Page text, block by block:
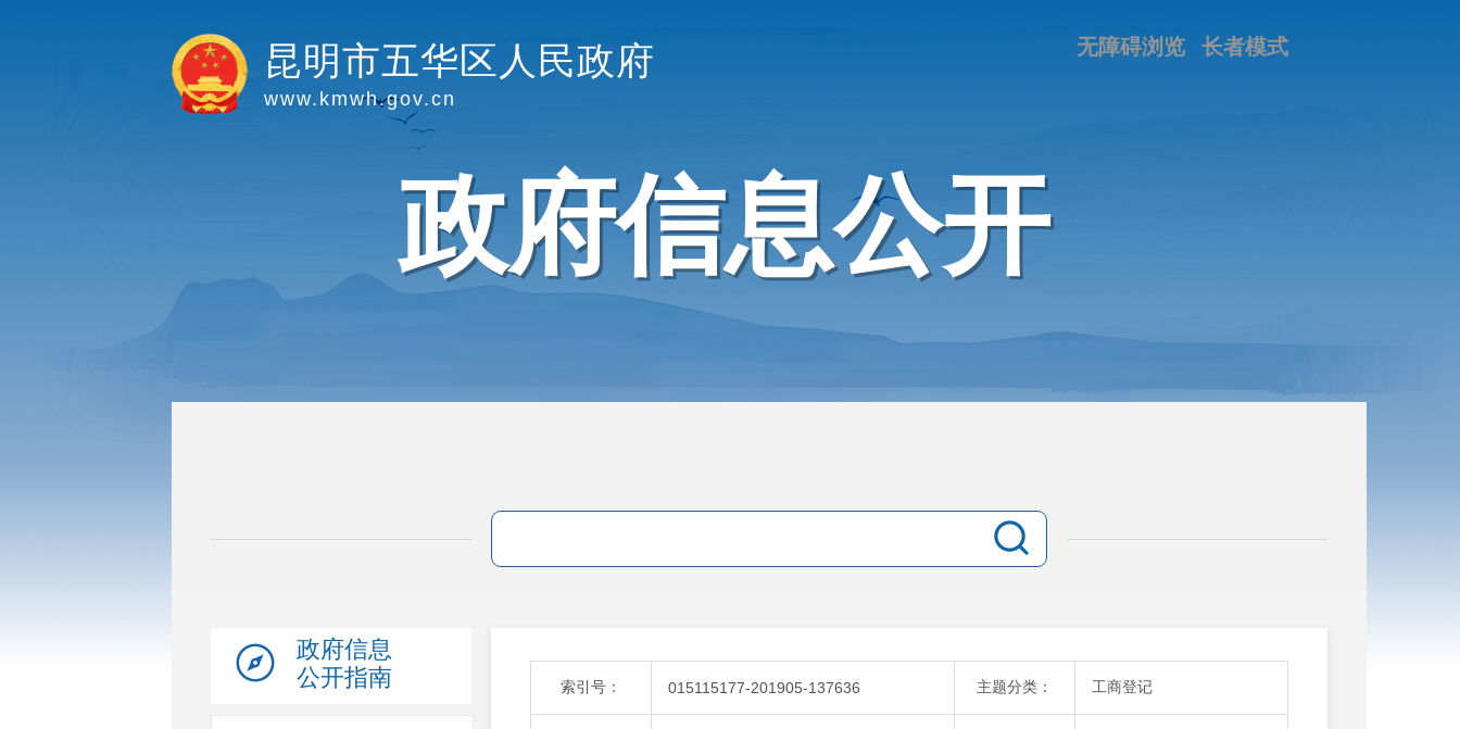
昆明市五华区人民政府
www.kmwh.gov.cn
长者模式
无障碍浏览
政府信息公开
政府信息
公开指南
索引号： 015115177-201905-137636 主题分类： 工商登记